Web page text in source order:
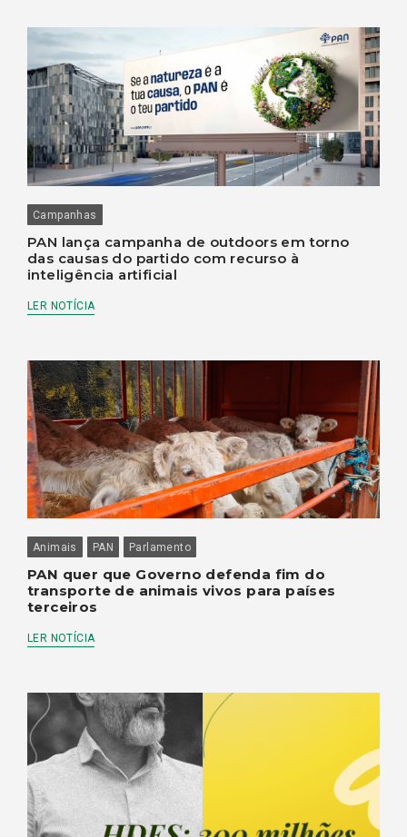
Campanhas
PAN lança campanha de outdoors em torno
das causas do partido com recurso à
inteligência artificial
LER NOTÍCIA
Animais PAN Parlamento
PAN quer que Governo defenda fim do
transporte de animais vivos para países
terceiros
LER NOTÍCIA